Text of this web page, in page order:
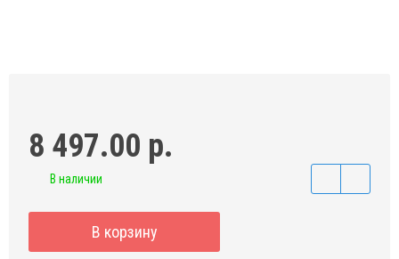
8 497.00 р.
В наличии
В корзину